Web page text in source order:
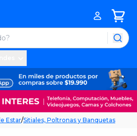
Estar/Sitiales, Poltronas y Banquetas